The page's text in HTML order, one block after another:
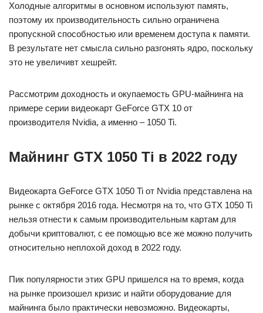
Холодные алгоритмы в основном используют память,
поэтому их производительность сильно ограничена
пропускной способностью или временем доступа к памяти.
В результате нет смысла сильно разгонять ядро, поскольку
это не увеличивт хешрейт.
Рассмотрим доходность и окупаемость GPU-майнинга на
примере серии видеокарт GeForce GTX 10 от
производителя Nvidia, а именно – 1050 Ti.
Майнинг GTX 1050 Ti в 2022 году
Видеокарта GeForce GTX 1050 Ti от Nvidia представлена на
рынке с октября 2016 года. Несмотря на то, что GTX 1050 Ti
нельзя отнести к самым производительным картам для
добычи криптовалют, с ее помощью все же можно получить
относительно неплохой доход в 2022 году.
Пик популярности этих GPU пришелся на то время, когда
на рынке произошел кризис и найти оборудование для
майнинга было практически невозможно. Видеокарты,